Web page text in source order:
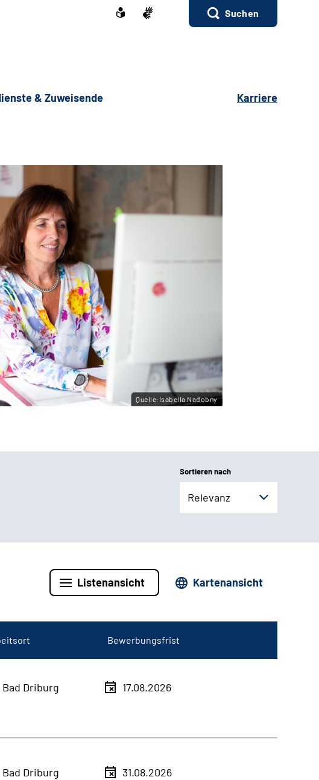
Suchen
& Zuweisende Karriere
Quelle:Isabella Nadobny
Sortieren nach
Relevanz
Listenansicht Kartenansicht
Bewerbungsfrist
Bad Driburg 17.08.2026
Bad Driburg 31.08.2026